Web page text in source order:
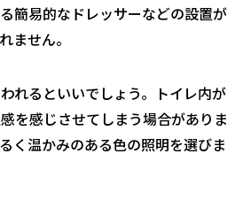
簡易的なドレッサーなどの設置が
ません。
れるといいでしょう。トイレ内が
を感じさせてしまう場合がありま
く温かみのある色の照明を選びま